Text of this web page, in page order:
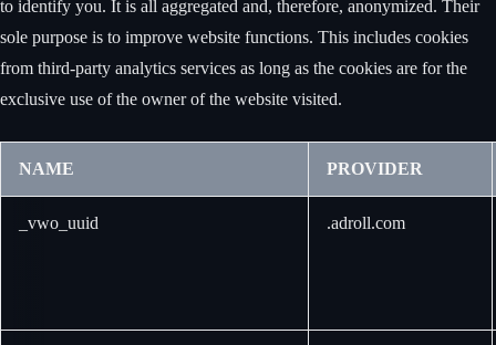
to identify you. It is all aggregated and, therefore, anonymized. Their
sole purpose is to improve website functions. This includes cookies
from third-party analytics services as long as the cookies are for the
exclusive use of the owner of the website visited.
NAME PROVIDER
_vwo_uuid .adroll.com